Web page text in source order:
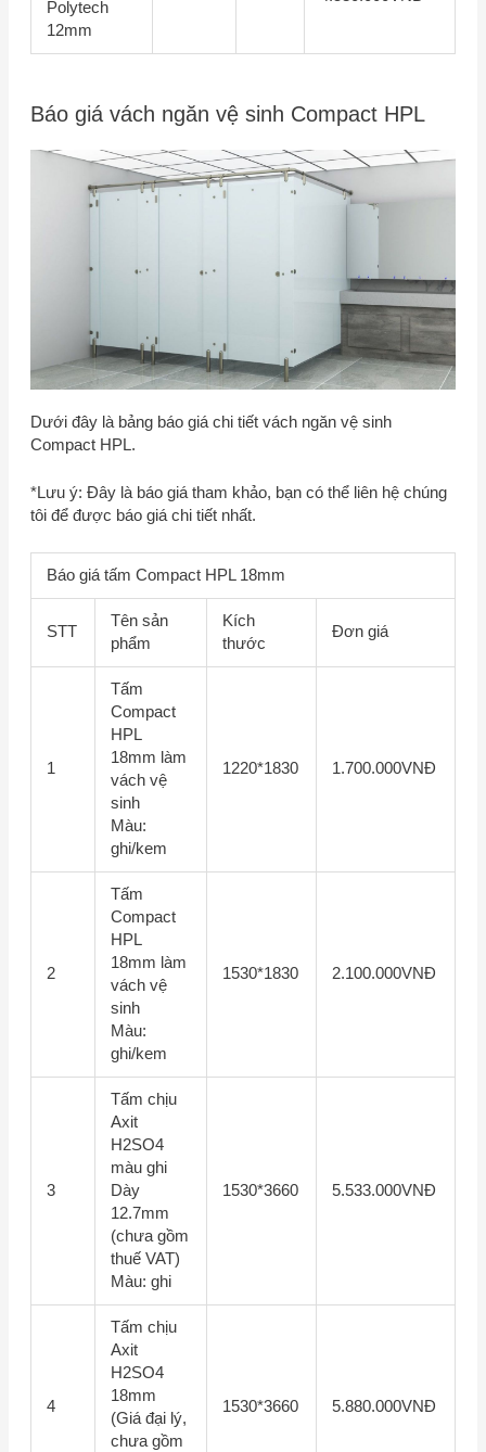
Polytech
12mm
Báo giá vách ngăn vệ sinh Compact HPL
Dưới đây là bảng báo giá chi tiết vách ngăn vệ sinh
Compact HPL.
*Lưu ý: Đây là báo giá tham khảo, bạn có thể liên hệ chúng
tôi để được báo giá chi tiết nhất.
Báo giá tấm Compact HPL 18mm
STT
Tên sản
phẩm
Kích
thước
Đơn giá
1
Tấm
Compact
HPL
18mm làm
vách vệ
sinh
Màu:
ghi/kem
1220*1830 1.700.000VNĐ
2
Tấm
Compact
HPL
18mm làm
vách vệ
sinh
Màu:
ghi/kem
1530*1830 2.100.000VNĐ
3
Tấm chịu
Axit
H2SO4
màu ghi
Dày
12.7mm
(chưa gồm
thuế VAT)
Màu: ghi
1530*3660 5.533.000VNĐ
4
Tấm chịu
Axit
H2SO4
18mm
(Giá đại lý,
chưa gồm
1530*3660 5.880.000VNĐ